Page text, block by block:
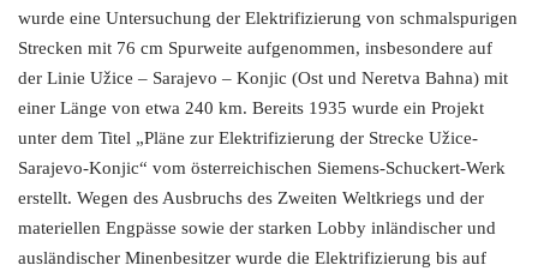
wurde eine Untersuchung der Elektrifizierung von schmalspurigen
Strecken mit 76 cm Spurweite aufgenommen, insbesondere auf
der Linie Užice – Sarajevo – Konjic (Ost und Neretva Bahna) mit
einer Länge von etwa 240 km. Bereits 1935 wurde ein Projekt
unter dem Titel „Pläne zur Elektrifizierung der Strecke Užice-
Sarajevo-Konjic“ vom österreichischen Siemens-Schuckert-Werk
erstellt. Wegen des Ausbruchs des Zweiten Weltkriegs und der
materiellen Engpässe sowie der starken Lobby inländischer und
ausländischer Minenbesitzer wurde die Elektrifizierung bis auf